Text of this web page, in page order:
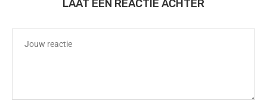
LAAT EEN REACTIE ACHTER